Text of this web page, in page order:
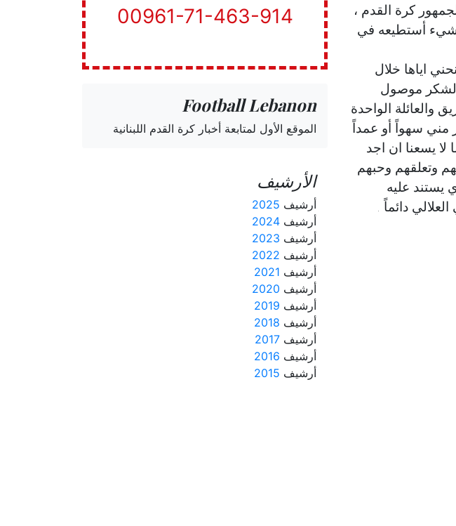
كرة القدم ،
شيء أستطيعه في
اياها خلال
موصول
والعائلة الواحدة
مني سهواً أو عمداً
يسعنا ان اجد
وتعلقهم وحبهم
يستند عليه
دائماً .
00961-71-463-914
Football Lebanon
الموقع الأول لمتابعة أخبار كرة القدم اللبنانية
الأرشيف
أرشيف 2025
أرشيف 2024
أرشيف 2023
أرشيف 2022
أرشيف 2021
أرشيف 2020
أرشيف 2019
أرشيف 2018
أرشيف 2017
أرشيف 2016
أرشيف 2015